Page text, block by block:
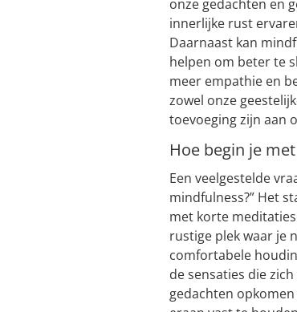
onze gedachten en
innerlijke rust
Daarnaast kan
helpen om beter te
meer empathie en
zowel onze
toevoeging zijn aan
Hoe begin je
Een veelgestelde
mindfulness?” Het
met korte
rustige plek waar je
comfortabele
de sensaties die
gedachten